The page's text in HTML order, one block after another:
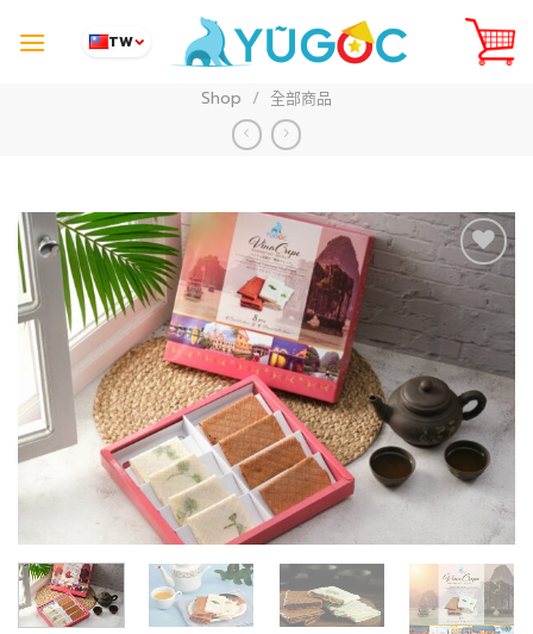
TW
Shop / 全部商品
Add to
Wishlist